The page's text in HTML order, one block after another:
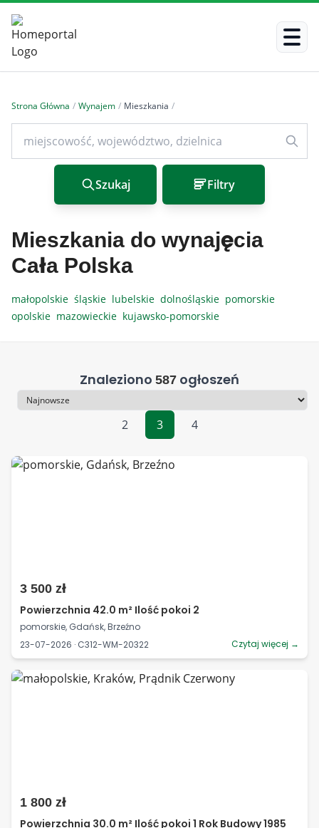
Strona Główna / Wynajem / Mieszkania /
Szukaj Filtry
Mieszkania do wynajęcia
Cała Polska
małopolskie śląskie lubelskie dolnośląskie pomorskie
opolskie mazowieckie kujawsko-pomorskie
Znaleziono 587 ogłoszeń
Sortowanie
2
3 4
3 500 zł
Powierzchnia 42.0 m² Ilość pokoi 2
pomorskie, Gdańsk, Brzeźno
23-07-2026 · C312-WM-20322
Czytaj więcej →
1 800 zł
Powierzchnia 30.0 m² Ilość pokoi 1 Rok Budowy 1985